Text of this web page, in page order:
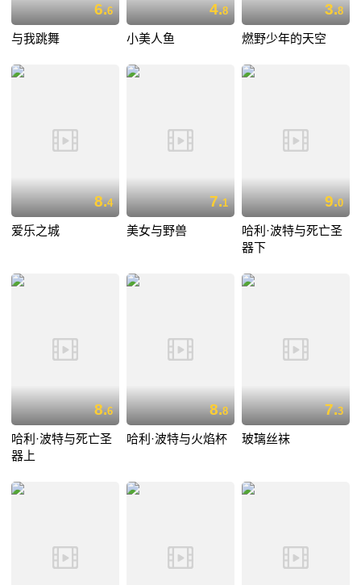
6.6
与我跳舞
4.8
小美人鱼
3.8
燃野少年的天空
8.4
爱乐之城
7.1
美女与野兽
9.0
哈利·波特与死亡圣
器下
8.6
哈利·波特与死亡圣
器上
8.8
哈利·波特与火焰杯
7.3
玻璃丝袜